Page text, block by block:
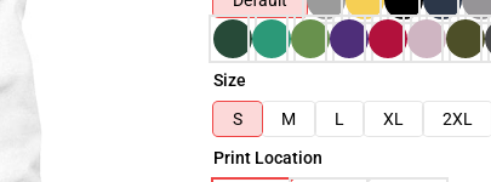
Size
S
M L XL 2XL
Print Location